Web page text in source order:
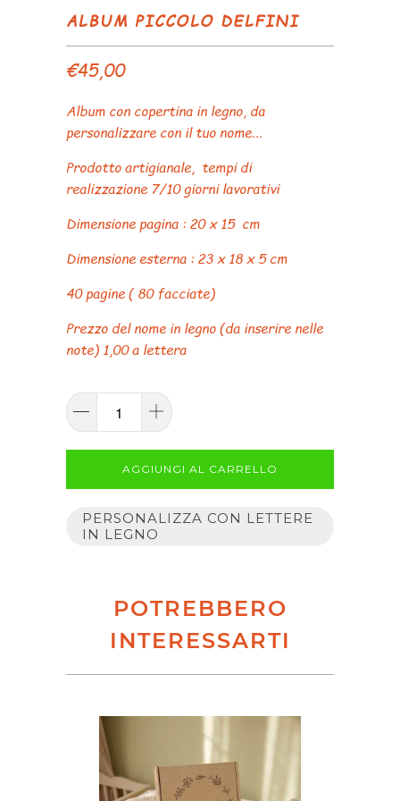
ALBUM PICCOLO DELFINI
€45,00
Album con copertina in legno, da
personalizzare con il tuo nome...
Prodotto artigianale, tempi di
realizzazione 7/10 giorni lavorativi
Dimensione pagina : 20 x 15 cm
Dimensione esterna : 23 x 18 x 5 cm
40 pagine ( 80 facciate)
Prezzo del nome in legno (da inserire nelle
note) 1,00 a lettera
AGGIUNGI AL CARRELLO
PERSONALIZZA CON LETTERE
IN LEGNO
POTREBBERO
INTERESSARTI